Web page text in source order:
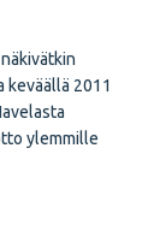
keväällä 2011
ylemmille